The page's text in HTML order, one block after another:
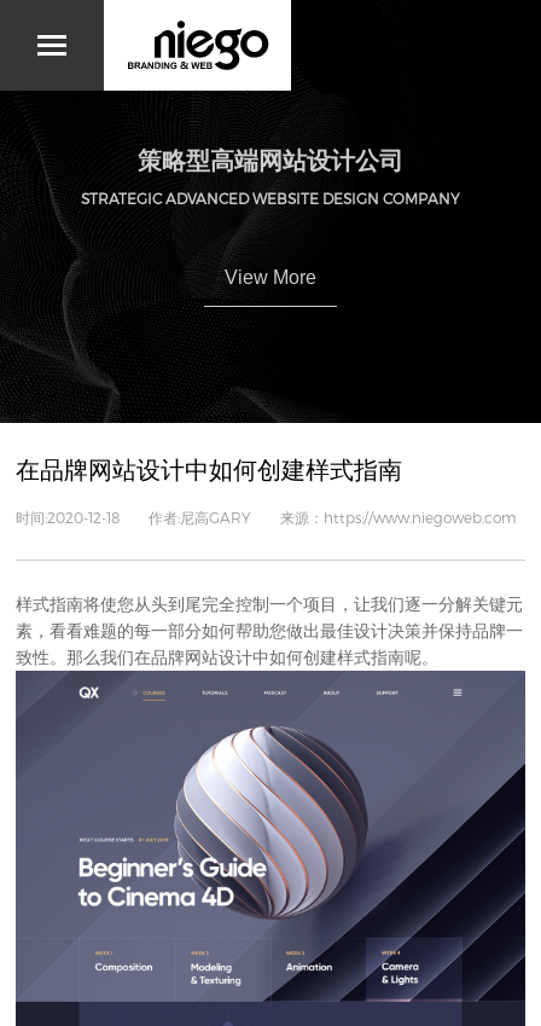
策略型高端网站设计公司
STRATEGIC ADVANCED WEBSITE DESIGN COMPANY
View More
在品牌网站设计中如何创建样式指南
时间:2020-12-18 作者:尼高GARY 来源：https://www.niegoweb.com
样式指南将使您从头到尾完全控制一个项目，让我们逐一分解关键元
素，看看难题的每一部分如何帮助您做出最佳设计决策并保持品牌一
致性。那么我们在品牌网站设计中如何创建样式指南呢。